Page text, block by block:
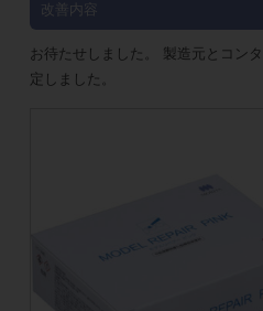
改善内容
お待たせしました。 製造元とコン
定しました。